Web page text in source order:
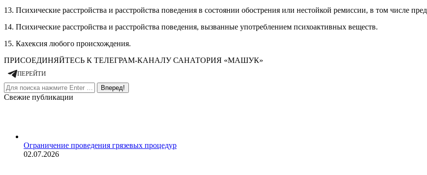
13. Психические расстройства и расстройства поведения в состоянии обострения или нестойкой ремиссии, в том числе
14. Психические расстройства и расстройства поведения, вызванные употреблением психоактивных веществ.
15. Кахексия любого происхождения.
ПРИСОЕДИНЯЙТЕСЬ К ТЕЛЕГРАМ-КАНАЛУ САНАТОРИЯ «МАШУК»
ПЕРЕЙТИ
Поиск:
Свежие публикации
Ограничение проведения грязевых процедур
02.07.2026